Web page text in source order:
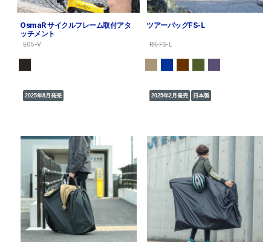
OsmaR サイクルフレーム取付アタ
ッチメント
E05-V
2025年8月発売
ツアーバッグFS-L
RK-FS-L
2025年2月発売 日本製